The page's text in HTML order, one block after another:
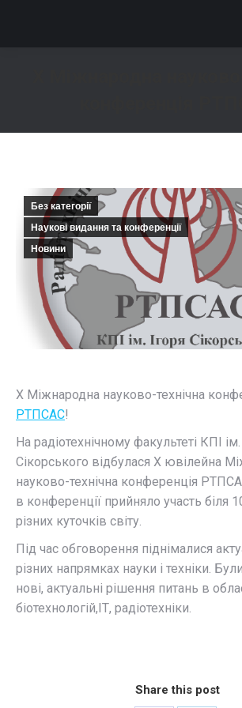
Без категорії
Наукові видання та конференції
Новини
Х Міжнародна науково-технічна
РТПСАС!
На радіотехнічному факультеті КПІ ім.
Сікорського відбулася Х ювілейна
науково-технічна конференція
в конференції прийняло участь біля
різних куточків світу.
Під час обговорення піднімалися
різних напрямках науки і техніки.
нові, актуальні рішення питань в
біотехнологій,ІТ, радіотехніки.
Share this post